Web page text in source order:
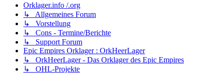
Orklager.info /.org
↳ Allgemeines Forum
↳ Vorstellung
↳ Cons - Termine/Berichte
↳ Support Forum
Epic Empires Orklager : OrkHeerLager
↳ OrkHeerLager - Das Orklager des Epic Empires
↳ OHL-Projekte